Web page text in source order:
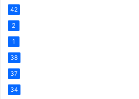
42
2
1
38
37
34